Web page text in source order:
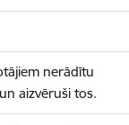
nerādītu
aizvēruši tos.